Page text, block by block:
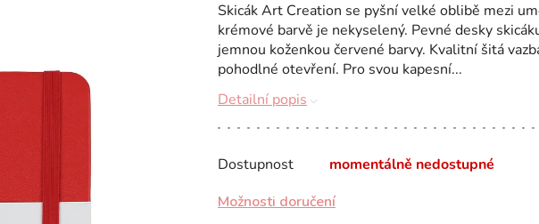
Dostupnost momentálně nedostupné
Možnosti doručení
Skicák Art Creation se pyšní velké oblibě mezi
krémové barvě je nekyselený. Pevné desky
jemnou koženkou červené barvy. Kvalitní šitá
pohodlné otevření. Pro svou kapesní...
Detailní popis